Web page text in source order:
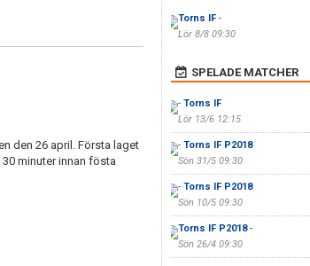
den 26 april. Första laget
minuter innan fösta
Torns IF-
Lör 8/8 09:30
SPELADE MATCHER
- Torns IF
Lör 13/6 12:15
- Torns IF P2018
Sön 31/5 09:30
- Torns IF P2018
Sön 10/5 09:30
Torns IF P2018-
Sön 26/4 09:30